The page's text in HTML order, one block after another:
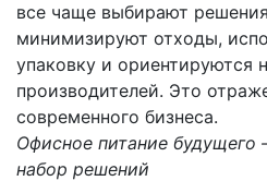
все чаще выбирают
минимизируют отходы,
упаковку и ориентируются
производителей. Это
современного бизнеса.
Офисное питание будущего
набор решений